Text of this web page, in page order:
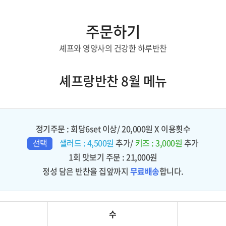
주문하기
셰프와 영양사의 건강한 하루반찬
셰프랑반찬 8월 메뉴
정기주문 : 회당6set 이상/ 20,000원 X 이용횟수
선택
샐러드 : 4,500원 추가/ 키즈 : 3,000원 추가
1회 맛보기 주문 : 21,000원
정성 담은 반찬을 집앞까지 무료배송합니다.
수